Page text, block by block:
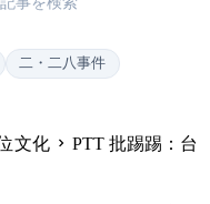
二・二八事件
文化
PTT 批踢踢：台